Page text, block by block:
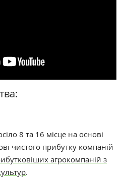
8 та 16 місце на основі
чистого прибутку компаній
агрокомпаній з
.